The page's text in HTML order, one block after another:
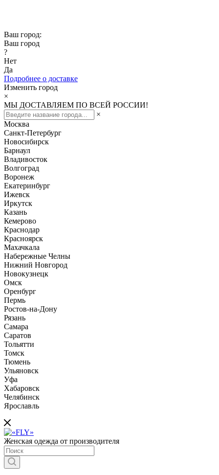
Ваш город:
Ваш город
?
Нет
Да
Подробнее о доставке
Изменить город
×
МЫ ДОСТАВЛЯЕМ ПО ВСЕЙ РОССИИ!
×
Москва
Санкт-Петербург
Новосибирск
Барнаул
Владивосток
Волгоград
Воронеж
Екатеринбург
Ижевск
Иркутск
Казань
Кемерово
Краснодар
Красноярск
Махачкала
Набережные Челны
Нижний Новгород
Новокузнецк
Омск
Оренбург
Пермь
Ростов-на-Дону
Рязань
Самара
Саратов
Тольятти
Томск
Тюмень
Ульяновск
Уфа
Хабаровск
Челябинск
Ярославль
Женская одежда от производителя